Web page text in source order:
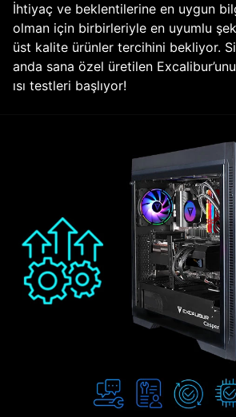
İhtiyaç ve beklentilerine en uygun
olman için birbirleriyle en uyumlu
üst kalite ürünler tercihini bekliyor.
anda sana özel üretilen
ısı testleri başlıyor!